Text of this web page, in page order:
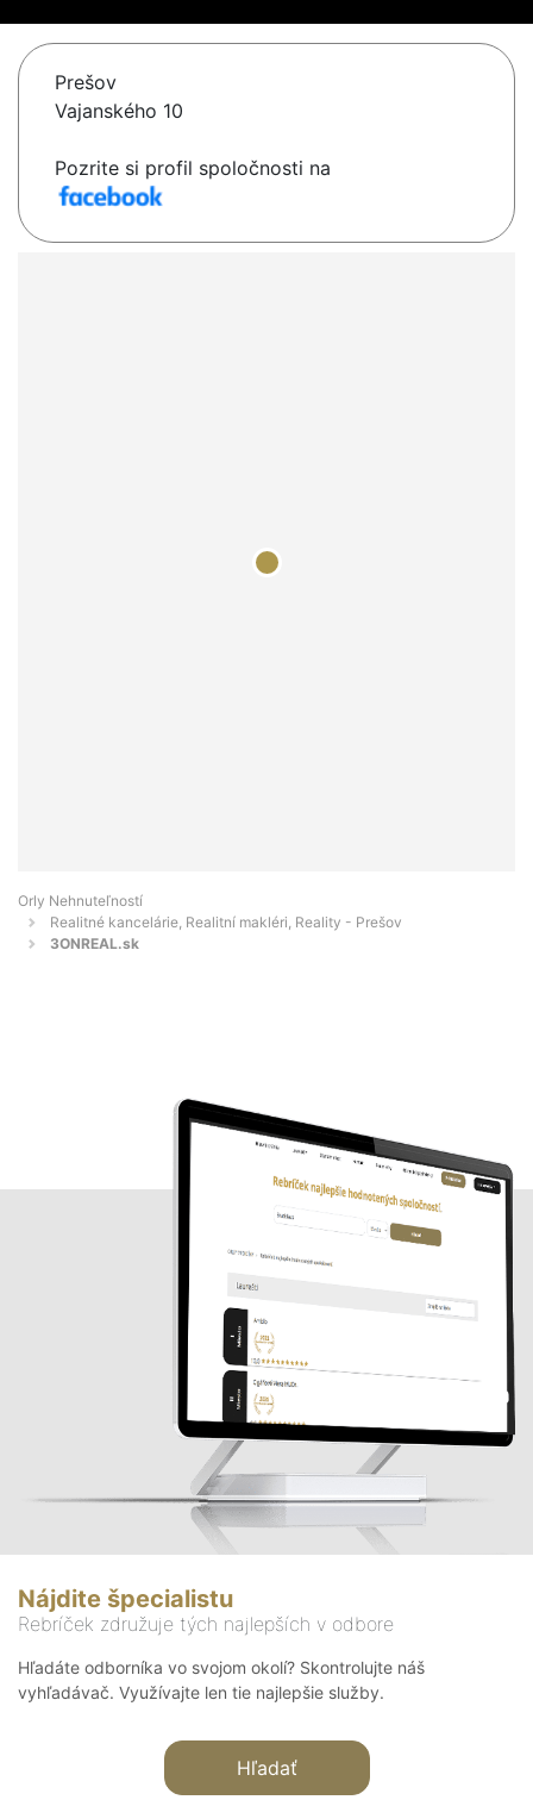
Prešov
Vajanského 10
Pozrite si profil spoločnosti na
Orly Nehnuteľností
Realitné kancelárie, Realitní makléri, Reality - Prešov
3ONREAL.sk
Nájdite špecialistu
Rebríček združuje tých najlepších v odbore
Hľadáte odborníka vo svojom okolí? Skontrolujte náš
vyhľadávač. Využívajte len tie najlepšie služby.
Hľadať